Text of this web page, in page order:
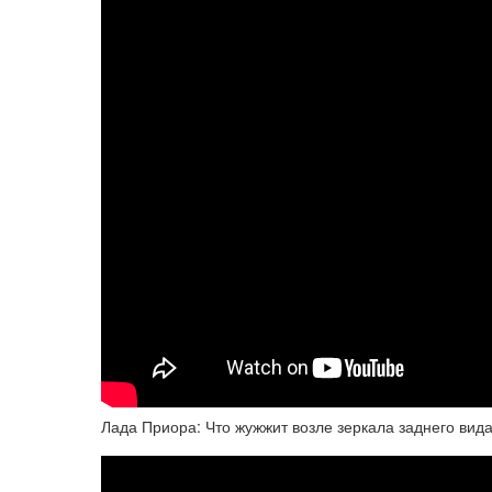
Лада Приора: Что жужжит возле зеркала заднего